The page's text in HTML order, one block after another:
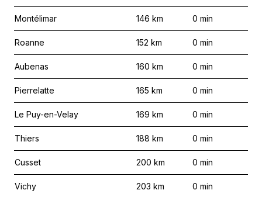
Montélimar 146 km 0 min
Roanne 152 km 0 min
Aubenas 160 km 0 min
Pierrelatte 165 km 0 min
Le Puy-en-Velay 169 km 0 min
Thiers 188 km 0 min
Cusset 200 km 0 min
Vichy 203 km 0 min